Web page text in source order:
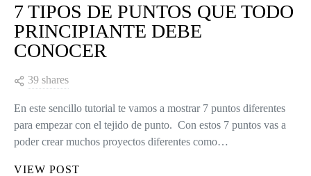
7 TIPOS DE PUNTOS QUE TODO
PRINCIPIANTE DEBE
CONOCER
39 shares
En este sencillo tutorial te vamos a mostrar 7 puntos diferentes
para empezar con el tejido de punto. Con estos 7 puntos vas a
poder crear muchos proyectos diferentes como…
VIEW POST